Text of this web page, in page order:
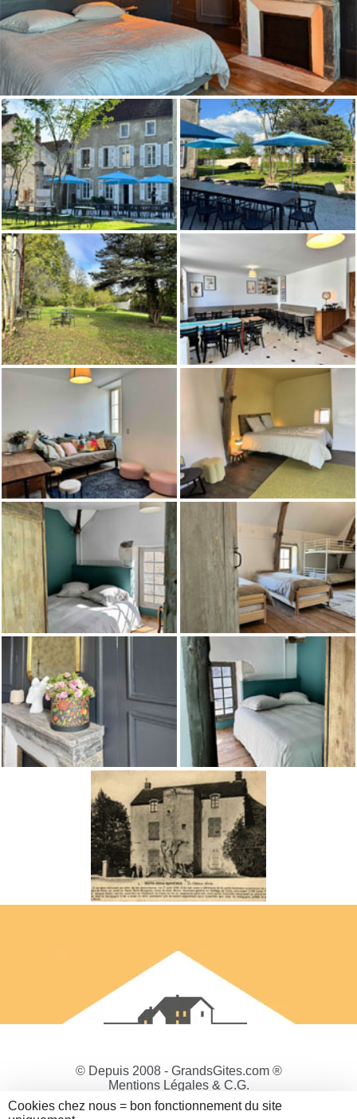
© Depuis 2008 - GrandsGites.com ®
Mentions Légales & C.G.
Politique de Confidentialité
Gestion des cookies
Cookies chez nous = bon fonctionnement du site